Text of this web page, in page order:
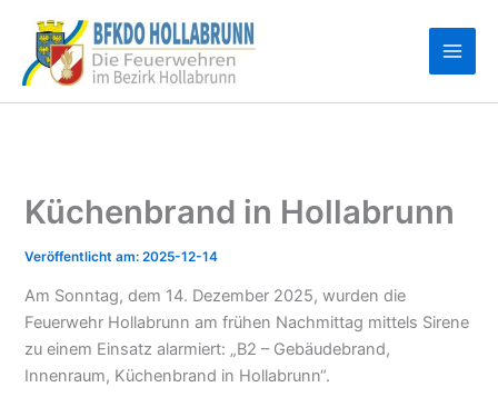
Inhalt
springen
Küchenbrand in Hollabrunn
2025-12-14
Am Sonntag, dem 14. Dezember 2025, wurden die
Feuerwehr Hollabrunn am frühen Nachmittag mittels Sirene
zu einem Einsatz alarmiert: „B2 – Gebäudebrand,
Innenraum, Küchenbrand in Hollabrunn“.